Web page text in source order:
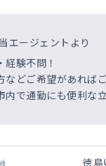
エージェントより
験不問！
どご希望があれば
で通勤にも便利な
徳島